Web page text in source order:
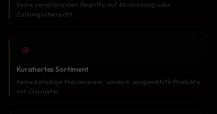
Keine verräterischen Begriffe auf Abrechnung oder
Zahlungsübersicht.
Kuratiertes Sortiment
Keine beliebige Massenware, sondern ausgewählte Produkte
mit Charakter.